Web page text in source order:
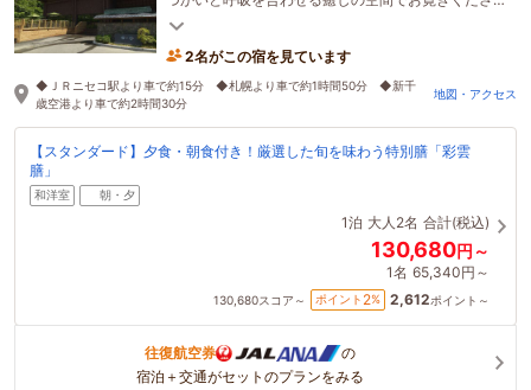
い。
2名がこの宿を見ています
◆ＪＲニセコ駅より車で約15分 ◆札幌より車で約1時間50分 ◆新千
歳空港より車で約2時間30分
地図・アクセス
【スタンダード】夕食・朝食付き！厳選した旬を味わう特別膳「彩雲
膳」
和洋室 朝・夕
1泊 大人2名 合計(税込)
130,680円～
1名 65,340円～
130,680スコア～ ポイント 2% 2,612ポイント～
往復航空券
の
宿泊＋交通がセットのプランをみる